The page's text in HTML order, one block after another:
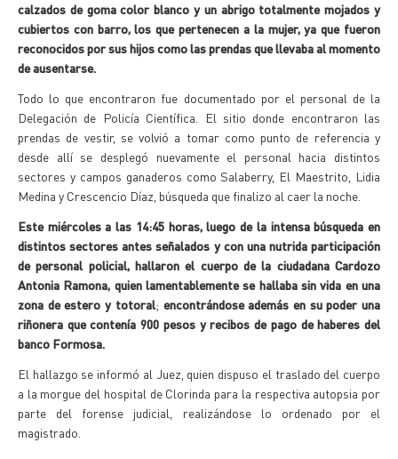
calzados de goma color blanco y un abrigo totalmente mojados y
cubiertos con barro, los que pertenecen a la mujer, ya que fueron
reconocidos por sus hijos como las prendas que llevaba al momento
de ausentarse.
Todo lo que encontraron fue documentado por el personal de la
Delegación de Policía Científica. El sitio donde encontraron las
prendas de vestir, se volvió a tomar como punto de referencia y
desde allí se desplegó nuevamente el personal hacia distintos
sectores y campos ganaderos como Salaberry, El Maestrito, Lidia
Medina y Crescencio Díaz, búsqueda que finalizo al caer la noche.
Este miércoles a las 14:45 horas, luego de la intensa búsqueda en
distintos sectores antes señalados y con una nutrida participación
de personal policial, hallaron el cuerpo de la ciudadana Cardozo
Antonia Ramona, quien lamentablemente se hallaba sin vida en una
zona de estero y totoral; encontrándose además en su poder una
riñonera que contenía 900 pesos y recibos de pago de haberes del
banco Formosa.
El hallazgo se informó al Juez, quien dispuso el traslado del cuerpo
a la morgue del hospital de Clorinda para la respectiva autopsia por
parte del forense judicial, realizándose lo ordenado por el
magistrado.